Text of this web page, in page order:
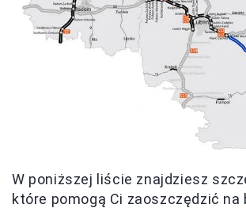
W poniższej liście znajdziesz
które pomogą Ci zaoszczędzić na